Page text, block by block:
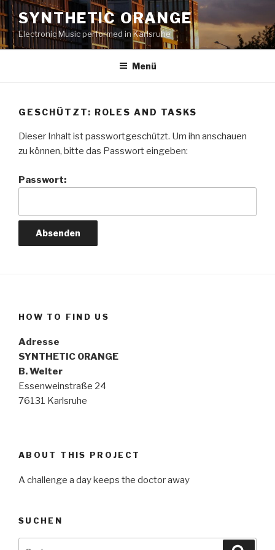
Zum
Inhalt
springen
SYNTHETIC ORANGE
Electronic Music performed in Karlsruhe
Menü
GESCHÜTZT: ROLES AND TASKS
Dieser Inhalt ist passwortgeschützt. Um ihn anschauen
zu können, bitte das Passwort eingeben:
Passwort:
HOW TO FIND US
Adresse
SYNTHETIC ORANGE
B. Welter
Essenweinstraße 24
76131 Karlsruhe
ABOUT THIS PROJECT
A challenge a day keeps the doctor away
SUCHEN